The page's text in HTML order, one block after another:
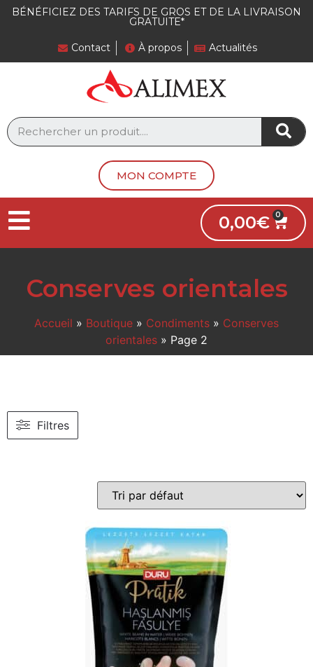
BÉNÉFICIEZ DES TARIFS DE GROS ET DE LA LIVRAISON
GRATUITE*
Contact À propos Actualités
MON COMPTE
0,00€
Conserves orientales
Accueil » Boutique » Condiments » Conserves
orientales » Page 2
Filtres